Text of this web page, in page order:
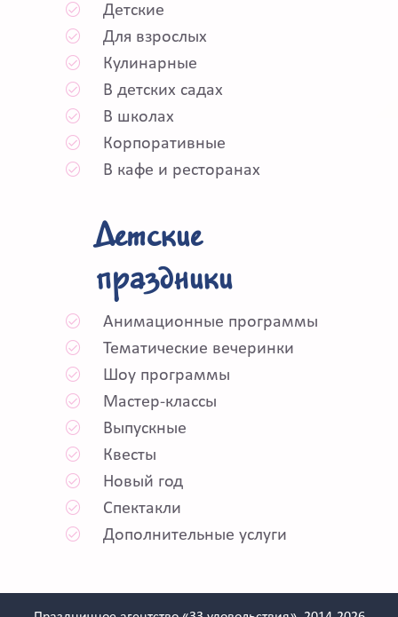
Детские
праздники
Анимационные программы
Тематические вечеринки
Шоу программы
Мастер-классы
Выпускные
Квесты
Новый год
Спектакли
Дополнительные услуги
Детские
Для взрослых
Кулинарные
В детских садах
В школах
Корпоративные
В кафе и ресторанах